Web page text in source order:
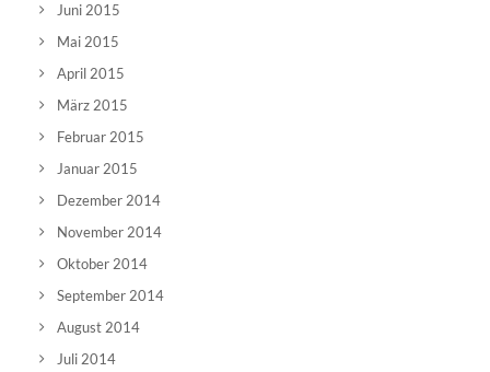
Juni 2015
Mai 2015
April 2015
März 2015
Februar 2015
Januar 2015
Dezember 2014
November 2014
Oktober 2014
September 2014
August 2014
Juli 2014